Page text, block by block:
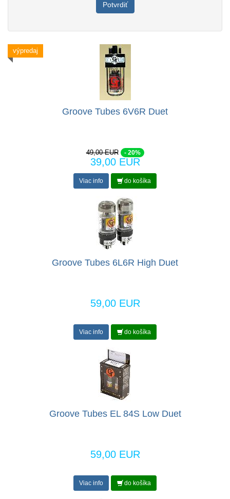
Potvrdiť
výpredaj
Groove Tubes 6V6R Duet
49,00 EUR - 20%
39,00 EUR
Viac info do košíka
Groove Tubes 6L6R High Duet
59,00 EUR
Viac info do košíka
Groove Tubes EL 84S Low Duet
59,00 EUR
Viac info do košíka